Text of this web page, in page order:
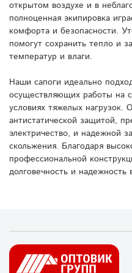
открытом воздухе и в
полноценная экипировка
комфорта и безопасности.
помогут сохранить тепло и
температур и влаги.
Наши сапоги идеально
осуществляющих работы на
условиях тяжелых нагрузок.
антистатической защитой,
электричество, и надежной
скольжения. Благодаря
профессиональной
долговечность и надежность